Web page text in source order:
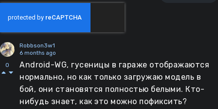
0
Robbson3w1
6 months ago
Android-WG, гусеницы в гараже отображаются
нормально, но как только загружаю модель в
бой, они становятся полностью белыми. Кто-
нибудь знает, как это можно пофиксить?